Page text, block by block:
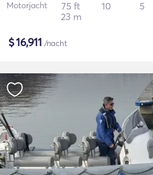
Motorjacht
75 ft
23 m
10 5
$16,911 /nacht